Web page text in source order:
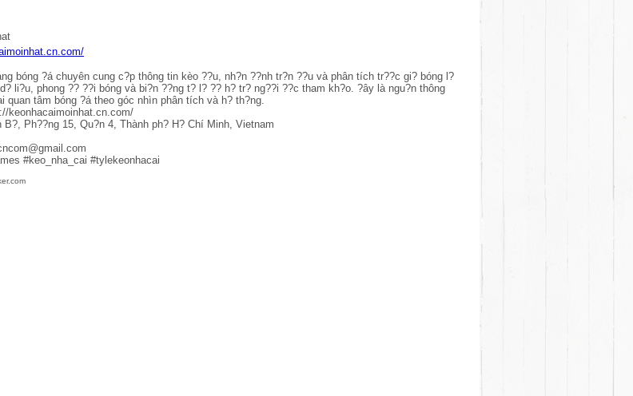
bóng ?á chuyên cung c?p thông tin kèo ??u, nh?n ??nh tr?n ??u và phân tích tr??c gi? bóng l?
li?u, phong ?? ??i bóng và bi?n ??ng t? l? ?? h? tr? ng??i ??c tham kh?o. ?ây là ngu?n thông
quan tâm bóng ?á theo góc nhìn phân tích và h? th?ng.
keonhacaimoinhat.cn.com/
B?, Ph??ng 15, Qu?n 4, Thành ph? H? Chí Minh, Vietnam
#keo_nha_cai #tylekeonhacai